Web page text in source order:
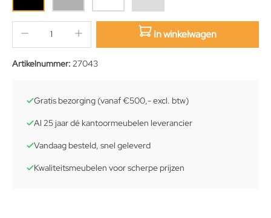
sition.qty.decrementsition.qty.incrementIn winkelwagen
Artikelnummer: 27043
Gratis bezorging (vanaf €500,- excl. btw)
Al 25 jaar dé kantoormeubelen leverancier
Vandaag besteld, snel geleverd
Kwaliteitsmeubelen voor scherpe prijzen